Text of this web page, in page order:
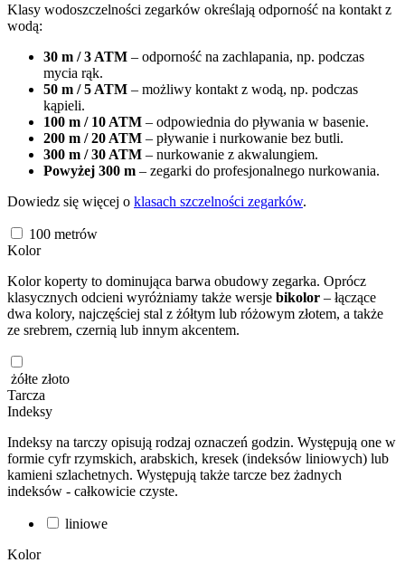
Klasy wodoszczelności zegarków określają odporność na kontakt z
wodą:
30 m / 3 ATM – odporność na zachlapania, np. podczas
mycia rąk.
50 m / 5 ATM – możliwy kontakt z wodą, np. podczas
kąpieli.
100 m / 10 ATM – odpowiednia do pływania w basenie.
200 m / 20 ATM – pływanie i nurkowanie bez butli.
300 m / 30 ATM – nurkowanie z akwalungiem.
Powyżej 300 m – zegarki do profesjonalnego nurkowania.
Dowiedz się więcej o klasach szczelności zegarków.
100 metrów
Kolor
Kolor koperty to dominująca barwa obudowy zegarka. Oprócz
klasycznych odcieni wyróżniamy także wersje bikolor – łączące
dwa kolory, najczęściej stal z żółtym lub różowym złotem, a także
ze srebrem, czernią lub innym akcentem.
żółte złoto
Tarcza
Indeksy
Indeksy na tarczy opisują rodzaj oznaczeń godzin. Występują one w
formie cyfr rzymskich, arabskich, kresek (indeksów liniowych) lub
kamieni szlachetnych. Występują także tarcze bez żadnych
indeksów - całkowicie czyste.
liniowe
Kolor